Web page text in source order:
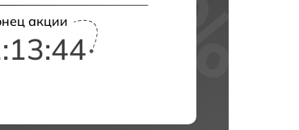
акции